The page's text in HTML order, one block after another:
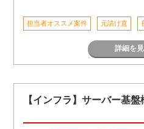
担当者オススメ案件 元請け直
詳細を
【インフラ】サーバー基